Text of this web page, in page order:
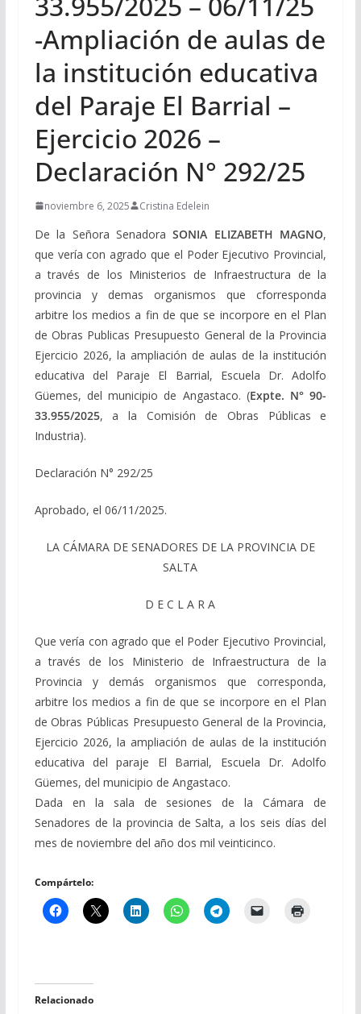
-Ampliación de aulas de
la institución educativa
del Paraje El Barrial –
Ejercicio 2026 –
Declaración N° 292/25
noviembre 6, 2025 Cristina Edelein
De la Señora SenadoraSONIA ELIZABETH MAGNO,
que vería con agrado que el Poder Ejecutivo Provincial,
a través de los Ministerios de Infraestructura de la
provincia y demas organismos que cforresponda
arbitre los medios a fin de que se incorpore en el Plan
de Obras Publicas Presupuesto General de la Provincia
Ejercicio 2026, la ampliación de aulas de la institución
educativa del Paraje El Barrial, Escuela Dr. Adolfo
Güemes, del municipio de Angastaco. (Expte. N° 90-
33.955/2025, a la Comisión de Obras Públicas e
Industria).
Declaración N° 292/25
Aprobado, el 06/11/2025.
LA CÁMARA DE SENADORES DE LA PROVINCIA DE
SALTA
D E C L A R A
Que vería con agrado que el Poder Ejecutivo Provincial,
a través de los Ministerio de Infraestructura de la
Provincia y demás organismos que corresponda,
arbitre los medios a fin de que se incorpore en el Plan
de Obras Públicas Presupuesto General de la Provincia,
Ejercicio 2026, la ampliación de aulas de la institución
educativa del paraje El Barrial, Escuela Dr. Adolfo
Güemes, del municipio de Angastaco.
Dada en la sala de sesiones de la Cámara de
Senadores de la provincia de Salta, a los seis días del
mes de noviembre del año dos mil veinticinco.
Compártelo:
Relacionado